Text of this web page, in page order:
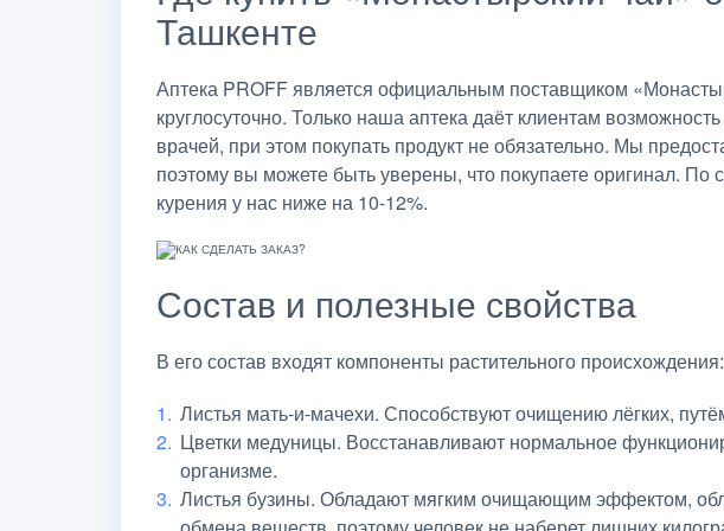
Ташкенте
Аптека PROFF является официальным поставщиком
круглосуточно. Только наша аптека даёт клиентам
врачей, при этом покупать продукт не обязательно. Мы
поэтому вы можете быть уверены, что покупаете оригинал.
курения у нас ниже на 10-12%.
Состав и полезные свойства
В его состав входят компоненты растительного происхождения:
Листья мать-и-мачехи. Способствуют очищению лёгких,
Цветки медуницы. Восстанавливают нормальное
организме.
Листья бузины. Обладают мягким очищающим эффектом,